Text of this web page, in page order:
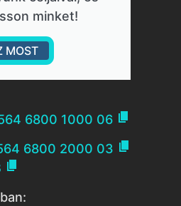
minket!
MOST
6800 1000 06 
6800 2000 03 
